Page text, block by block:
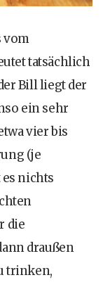
vom
tatsächlich
Bill liegt der
ein sehr
vier bis
(je
nichts
die
draußen
trinken,